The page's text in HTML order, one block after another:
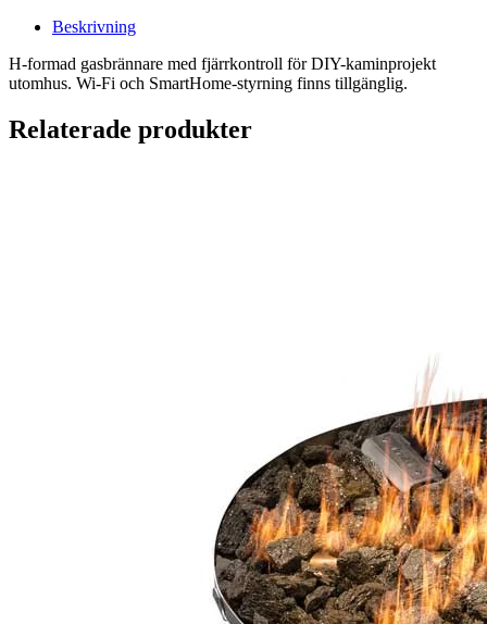
Beskrivning
H-formad gasbrännare med fjärrkontroll för DIY-kaminprojekt
utomhus. Wi-Fi och SmartHome-styrning finns tillgänglig.
Relaterade produkter